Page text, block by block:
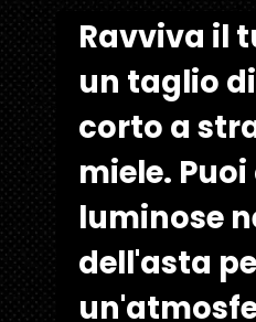
Ravviva il
un taglio
corto a
miele.
luminose
dell'asta
Ravviva il
un taglio
corto a
miele.
luminose
dell'asta